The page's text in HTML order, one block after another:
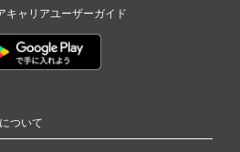
キャリアユーザーガイド
ついて